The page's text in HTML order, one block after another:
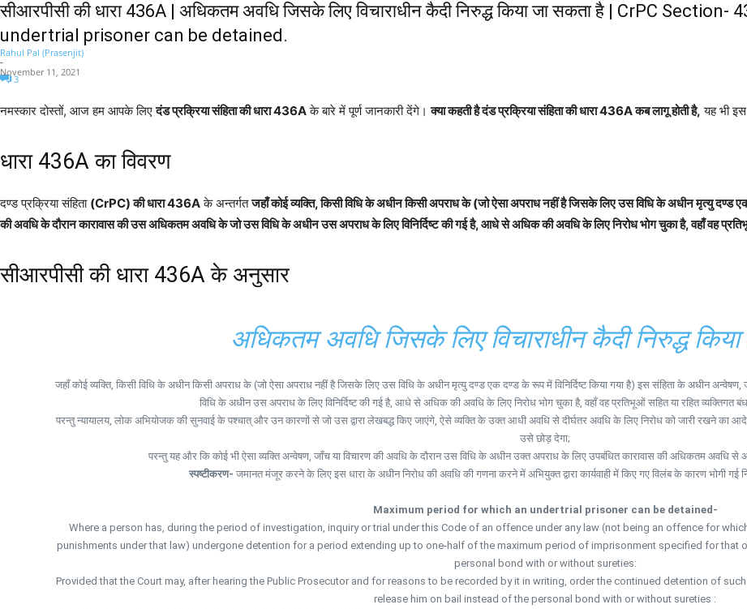
सीआरपीसी की धारा 436A | अधिकतम अवधि जिसके लिए विचाराधीन कैदी निरुद्ध किया जा सकता है | CrPC
undertrial prisoner can be detained.
Rahul Pal (Prasenjit)
-
November 11, 2021
3
नमस्कार दोस्तों, आज हम आपके लिएदंड प्रक्रिया संहिता की धारा 436Aके बारे में पूर्ण जानकारी देंगे।क्या कहती है दंड प्रक्रिया संहिता की धारा 436A कब लागू होती है, यह भी
धारा 436A का विवरण
दण्ड प्रक्रिया संहिता (CrPC) की धारा 436Aके अन्तर्गतजहाँ कोई व्यक्ति, किसी विधि के अधीन किसी अपराध के (जो ऐसा अपराध नहीं है जिसके लिए उस विधि के अधीन मृत्यु दण्ड
की अवधि के दौरान कारावास की उस अधिकतम अवधि के जो उस विधि के अधीन उस अपराध के लिए विनिर्दिष्ट की गई है, आधे से अधिक की अवधि के लिए निरोध भोग चुका है, वहाँ वह प्रतिभूओं
सीआरपीसी की धारा 436A के अनुसार
अधिकतम अवधि जिसके लिए विचाराधीन कैदी निरुद्ध
जहाँ कोई व्यक्ति, किसी विधि के अधीन किसी अपराध के (जो ऐसा अपराध नहीं है जिसके लिए उस विधि के अधीन मृत्यु दण्ड एक दण्ड के रूप में विनिर्दिष्ट किया गया है) इस संहिता के अधीन
विधि के अधीन उस अपराध के लिए विनिर्दिष्ट की गई है, आधे से अधिक की अवधि के लिए निरोध भोग चुका है, वहाँ वह प्रतिभूओं सहित या रहित व्यक्तिगत
परन्तु न्यायालय, लोक अभियोजक की सुनवाई के पश्चात् और उन कारणों से जो उस द्वारा लेखबद्ध किए जाएंगे, ऐसे व्यक्ति के उक्त आधी अवधि से दीर्घतर अवधि के लिए निरोध को जारी रखने का
उसे छोड़ देगा;
परन्तु यह और कि कोई भी ऐसा व्यक्ति अन्वेषण, जाँच या विचारण की अवधि के दौरान उस विधि के अधीन उक्त अपराध के लिए उपबंधित कारावास की अधिकतम अवधि से
स्पष्टीकरण- जमानत मंजूर करने के लिए इस धारा के अधीन निरोध की अवधि की गणना करने में अभियुक्त द्वारा कार्यवाही में किए गए विलंब के कारण भोगी गई
Maximum period for which an undertrial prisoner can be detained-
Where a person has, during the period of investigation, inquiry or trial under this Code of an offence under any law (not being an offence for
punishments under that law) undergone detention for a period extending up to one-half of the maximum period of imprisonment specified for that
personal bond with or without sureties:
Provided that the Court may, after hearing the Public Prosecutor and for reasons to be recorded by it in writing, order the continued detention of
release him on bail instead of the personal bond with or without sureties :